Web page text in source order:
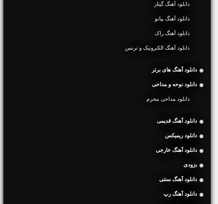
دانلود آهنگ گیتار
دانلود آهنگ پیانو
دانلود آهنگ راک
دانلود آهنگ الکترونیک و ترنس
دانلود آهنگ های برتر
دانلود نوحه و مداحی
دانلود مداحی محرم
دانلود آهنگ قدیمی
دانلود ریمیکس
دانلود آهنگ خارجی
بزودی
دانلود آهنگ سنتی
دانلود آهنگ رپ